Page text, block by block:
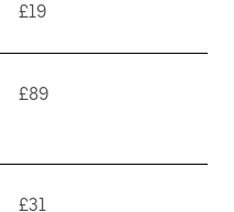
£19
£89
£31